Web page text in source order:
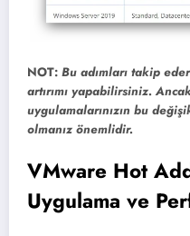
NOT: Bu adımları takip
artırımı yapabilirsiniz.
uygulamalarınızın bu
olmanız önemlidir.
VMware Hot
Uygulama ve